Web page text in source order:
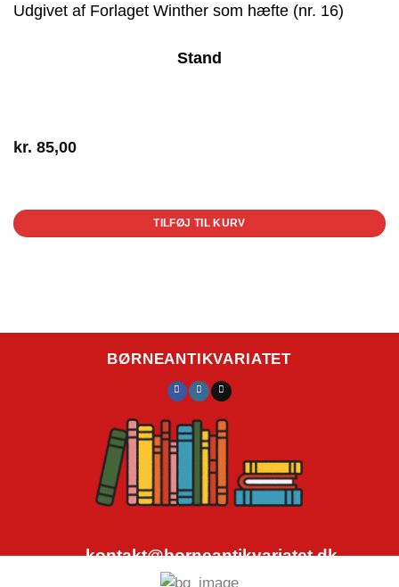
Udgivet af Forlaget Winther som hæfte (nr. 16)
Stand
kr. 85,00
TILFØJ TIL KURV
BØRNEANTIKVARIATET
kontakt@borneantikvariatet.dk